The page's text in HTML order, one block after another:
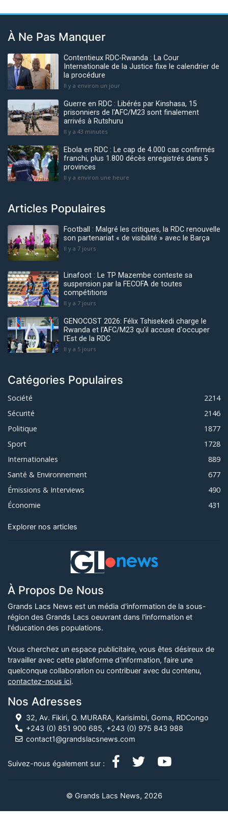
À Ne Pas Manquer
Contentieux RDC-Rwanda : La Cour
Internationale de la Justice fixe le calendrier de
la procédure
Il y a environ un jour
Guerre en RDC : Libérés par Kinshasa, 15
prisonniers de l'AFC/M23 sont finalement
arrivés à Rutshuru
Il y a 43 minutes
Ebola en RDC : Le cap de 4.000 cas confirmés
franchi, plus 1.800 décès enregistrés dans 5
provinces
Il y a environ une heure
Articles Populaires
Football : Malgré les critiques, la RDC renouvelle
son partenariat « de visibilité » avec le Barça
Il y a 7 jours
Linafoot : Le TP Mazembe conteste sa
suspension par la FECOFA de toutes
compétitions
Il y a 7 jours
GENOCOST 2026: Félix Tshisekedi charge le
Rwanda et l'AFC/M23 qu'il accuse d'occuper
l'Est de la RDC
Il y a 5 jours
Catégories Populaires
Société
2214
Sécurité
2146
Politique
1877
Sport
1728
Internationales
889
Santé & Environnement
677
Émissions & Interviews
490
Économie
431
Explorer nos articles
À Propos De Nous
Grands Lacs News est un média d'information de la sous-
région des Grands Lacs oeuvrant dans l'information et
l'éducation des populations.
Vous cherchez un espace publicitaire, vous êtes désireux de
travailler avec cette plateforme d'information, faire une
quelconque collaboration ou contribuer avec du contenu,
contactez-nous ici.
Nos Adresses
32, Av. Fikiri, Q. MURARA, Karisimbi, Goma, RDCongo
+243 (0) 851 900 685, +243 (0) 975 843 988
contact1@grandslacsnews.com
Suivez-nous également sur :
© Grands Lacs News, 2026